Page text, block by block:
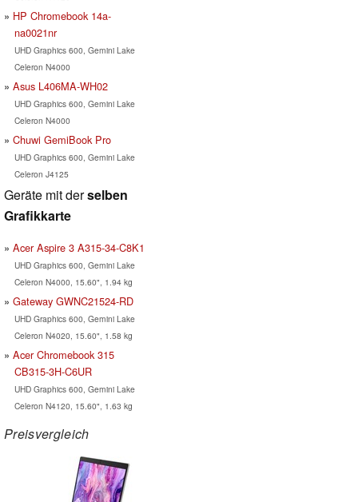
HP Chromebook 14a-
na0021nr
UHD Graphics 600, Gemini Lake
Celeron N4000
Asus L406MA-WH02
UHD Graphics 600, Gemini Lake
Celeron N4000
Chuwi GemiBook Pro
UHD Graphics 600, Gemini Lake
Celeron J4125
Geräte mit derselben
Grafikkarte
Acer Aspire 3 A315-34-C8K1
UHD Graphics 600, Gemini Lake
Celeron N4000, 15.60", 1.94 kg
Gateway GWNC21524-RD
UHD Graphics 600, Gemini Lake
Celeron N4020, 15.60", 1.58 kg
Acer Chromebook 315
CB315-3H-C6UR
UHD Graphics 600, Gemini Lake
Celeron N4120, 15.60", 1.63 kg
Preisvergleich